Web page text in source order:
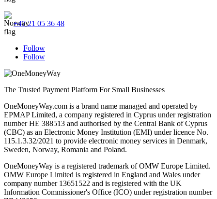
+47 21 05 36 48
Follow
Follow
The Trusted Payment Platform For Small Businesses
OneMoneyWay.com is a brand name managed and operated by
EPMAP Limited, a company registered in Cyprus under registration
number ΗΕ 388513 and authorised by the Central Bank of Cyprus
(CBC) as an Electronic Money Institution (EMI) under licence No.
115.1.3.32/2021 to provide electronic money services in Denmark,
Sweden, Norway, Romania and Poland.
OneMoneyWay is a registered trademark of OMW Europe Limited.
OMW Europe Limited is registered in England and Wales under
company number 13651522 and is registered with the UK
Information Commissioner's Office (ICO) under registration number